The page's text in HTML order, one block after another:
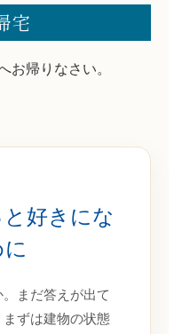
宅
お帰りなさい。
好きにな
まだ答えが出て
ずは建物の状態